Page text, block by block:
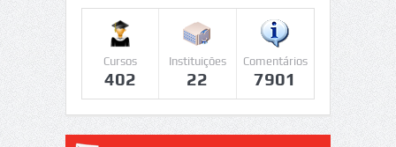
Cursos
402
Instituições
22
Comentários
7901